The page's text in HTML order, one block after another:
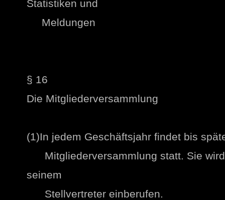
Statistiken und
Meldungen
§ 16
Die Mitgliederversammlung
(1)In jedem Geschäftsjahr findet bis
Mitgliederversammlung statt. Sie wird
seinem
Stellvertreter einberufen.